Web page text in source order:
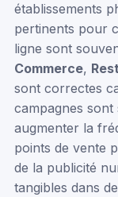
établissements
pertinents pour
ligne sont
Commerce,
sont correctes
campagnes
augmenter la
points de vente
de la publicité
tangibles dans